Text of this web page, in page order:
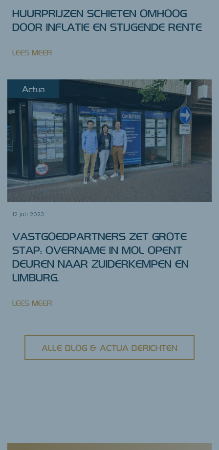
HUURPRIJZEN SCHIETEN OMHOOG
DOOR INFLATIE EN STIJGENDE RENTE
LEES MEER
Actua
12 juli 2023
VASTGOEDPARTNERS ZET GROTE
STAP: OVERNAME IN MOL OPENT
DEUREN NAAR ZUIDERKEMPEN EN
LIMBURG.
LEES MEER
ALLE BLOG & ACTUA BERICHTEN